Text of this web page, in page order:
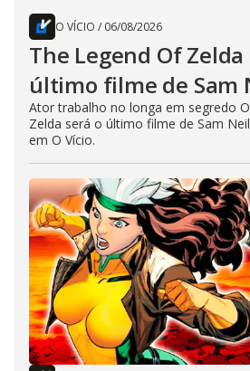
O VÍCIO / 06/08/2026
The Legend Of Zelda
último filme de Sam
Ator trabalho no longa em segredo
Zelda será o último filme de Sam
em O Vício.